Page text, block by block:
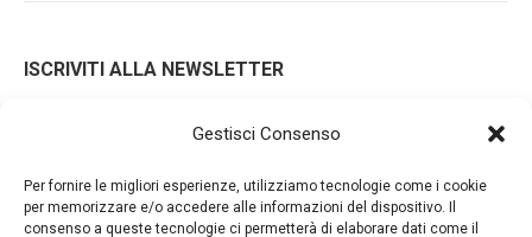
Gestisci Consenso
Per fornire le migliori esperienze, utilizziamo tecnologie come i cookie
per memorizzare e/o accedere alle informazioni del dispositivo. Il
consenso a queste tecnologie ci permetterà di elaborare dati come il
ISCRIVITI ALLA NEWSLETTER
Iscrivendoti alla nostra newsletter accetti i Termini e le
Condizioni d'Uso del nostro sito web. La tua email potrà essere